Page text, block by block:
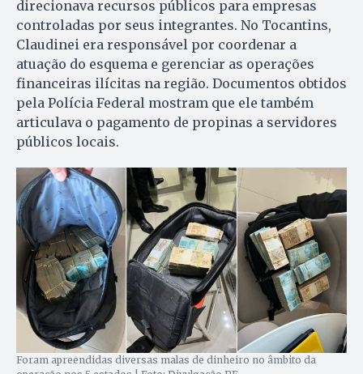
direcionava recursos públicos para empresas
controladas por seus integrantes. No Tocantins,
Claudinei era responsável por coordenar a
atuação do esquema e gerenciar as operações
financeiras ilícitas na região. Documentos obtidos
pela Polícia Federal mostram que ele também
articulava o pagamento de propinas a servidores
públicos locais.
Foram apreendidas diversas malas de dinheiro no âmbito da